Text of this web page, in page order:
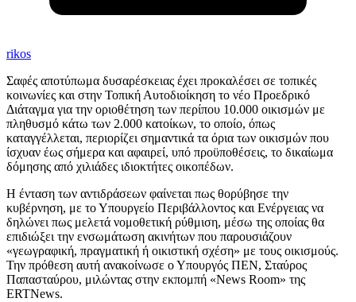
rikos
Σαφές αποτύπωμα δυσαρέσκειας έχει προκαλέσει σε τοπικές
κοινωνίες και στην Τοπική Αυτοδιοίκηση το νέο Προεδρικό
Διάταγμα για την οριοθέτηση των περίπου 10.000 οικισμών με
πληθυσμό κάτω των 2.000 κατοίκων, το οποίο, όπως
καταγγέλλεται, περιορίζει σημαντικά τα όρια των οικισμών που
ίσχυαν έως σήμερα και αφαιρεί, υπό προϋποθέσεις, το δικαίωμα
δόμησης από χιλιάδες ιδιοκτήτες οικοπέδων.
Η ένταση των αντιδράσεων φαίνεται πως θορύβησε την
κυβέρνηση, με το Υπουργείο Περιβάλλοντος και Ενέργειας να
δηλώνει πως μελετά νομοθετική ρύθμιση, μέσω της οποίας θα
επιδιώξει την ενσωμάτωση ακινήτων που παρουσιάζουν
«γεωγραφική, πραγματική ή οικιστική σχέση» με τους οικισμούς.
Την πρόθεση αυτή ανακοίνωσε ο Υπουργός ΠΕΝ, Σταύρος
Παπασταύρου, μιλώντας στην εκπομπή «News Room» της
ERTNews.